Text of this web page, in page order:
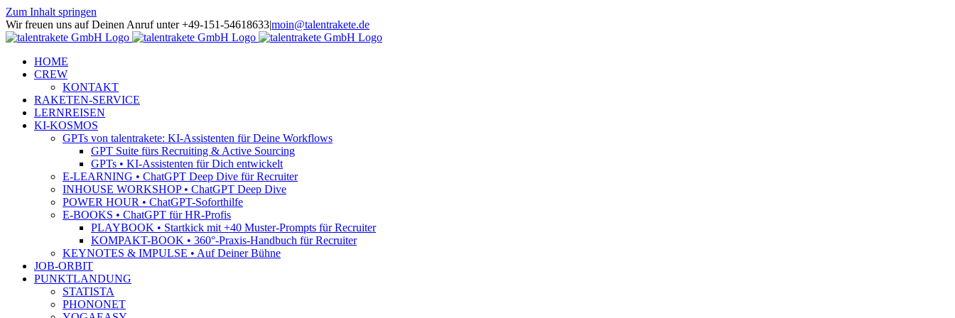
Zum Inhalt springen
Wir freuen uns auf Deinen Anruf unter +49-151-54618633|moin@talentrakete.de
HOME
CREW
KONTAKT
RAKETEN-SERVICE
LERNREISEN
KI-KOSMOS
GPTs von talentrakete: KI-Assistenten für Deine Workflows
GPT Suite fürs Recruiting & Active Sourcing
GPTs • KI-Assistenten für Dich entwickelt
E-LEARNING • ChatGPT Deep Dive für Recruiter
INHOUSE WORKSHOP • ChatGPT Deep Dive
POWER HOUR • ChatGPT-Soforthilfe
E-BOOKS • ChatGPT für HR-Profis
PLAYBOOK • Startkick mit +40 Muster-Prompts für Recruiter
KOMPAKT-BOOK • 360°-Praxis-Handbuch für Recruiter
KEYNOTES & IMPULSE • Auf Deiner Bühne
JOB-ORBIT
PUNKTLANDUNG
STATISTA
PHONONET